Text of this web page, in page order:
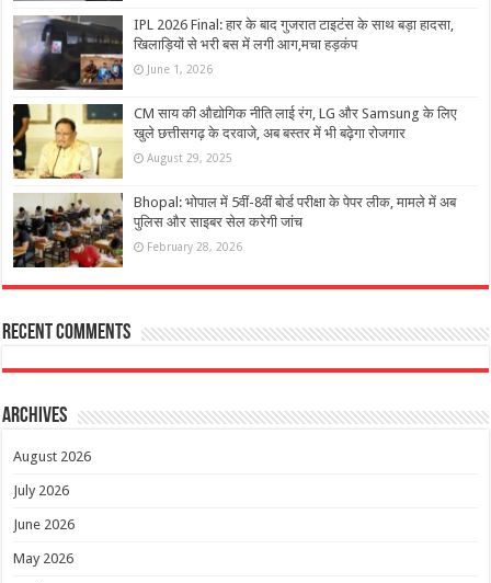
IPL 2026 Final: हार के बाद गुजरात टाइटंस के साथ बड़ा हादसा,
खिलाड़ियों से भरी बस में लगी आग,मचा हड़कंप
June 1, 2026
CM साय की औद्योगिक नीति लाई रंग, LG और Samsung के लिए
खुले छत्तीसगढ़ के दरवाजे, अब बस्तर में भी बढ़ेगा रोजगार
August 29, 2025
Bhopal: भोपाल में 5वीं-8वीं बोर्ड परीक्षा के पेपर लीक, मामले में अब
पुलिस और साइबर सेल करेगी जांच
February 28, 2026
Recent Comments
Archives
August 2026
July 2026
June 2026
May 2026